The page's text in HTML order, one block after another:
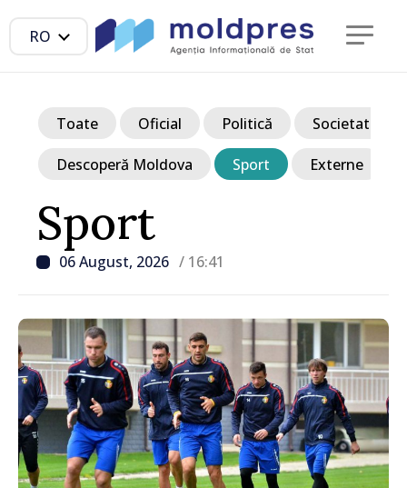
RO
Sport
06 August, 2026 / 16:41
Toate Oficial Politică Societate
Descoperă Moldova Sport Externe